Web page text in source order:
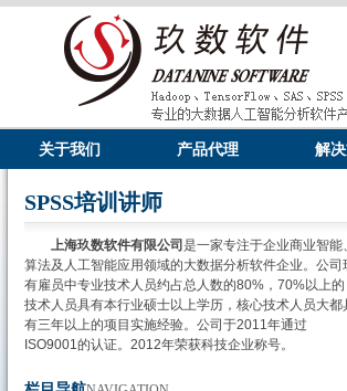
关于我们 产品代理 解
SPSS培训讲师
上海玖数软件有限公司 是一家专注于企业商业智能、
算法及人工智能应用领域的大数据分析软件企业。公司
有雇员中专业技术人员约占总人数的80%，70%以上的
技术人员具有本行业硕士以上学历，核心技术人员大都
有三年以上的项目实施经验。公司于2011年通过
ISO9001的认证。2012年荣获科技企业称号。